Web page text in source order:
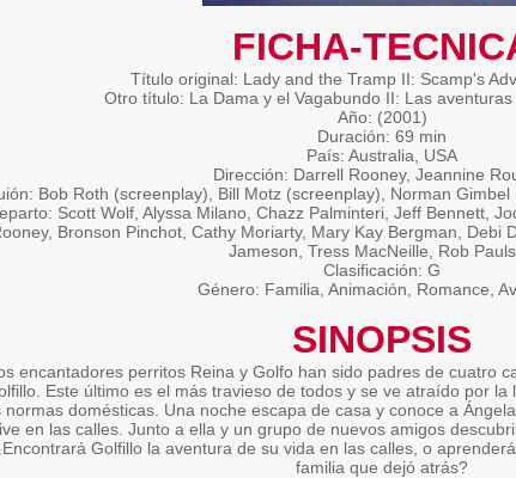
FICHA-
Título original: Lady and the Tramp II: Scamp's
Otro título: La Dama y el Vagabundo II: Las
Año: (2001)
Duración: 69 min
País: Australia, USA
Dirección: Darrell Rooney, Jeannine
Bob Roth (screenplay), Bill Motz (screenplay), Norman
Scott Wolf, Alyssa Milano, Chazz Palminteri, Jeff Bennett,
Bronson Pinchot, Cathy Moriarty, Mary Kay Bergman, Debi
Jameson, Tress MacNeille, Rob
Clasificación: G
Género: Familia, Animación, Romance,
SINOPSIS
encantadores perritos Reina y Golfo han sido padres de cuatro
Este último es el más travieso de todos y se ve atraído por
normas domésticas. Una noche escapa de casa y conoce a
en las calles. Junto a ella y un grupo de nuevos amigos
Golfillo la aventura de su vida en las calles, o
familia que dejó atrás?